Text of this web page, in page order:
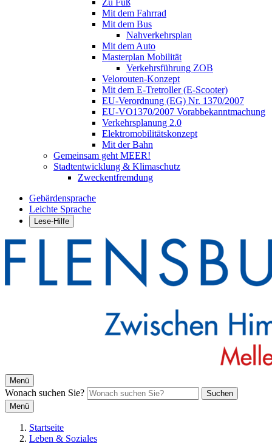
Zu Fuß
Mit dem Fahrrad
Mit dem Bus
Nahverkehrsplan
Mit dem Auto
Masterplan Mobilität
Verkehrsführung ZOB
Velorouten-Konzept
Mit dem E-Tretroller (E-Scooter)
EU-Verordnung (EG) Nr. 1370/2007
EU-VO1370/2007 Vorabbekanntmachung
Verkehrsplanung 2.0
Elektromobilitätskonzept
Mit der Bahn
Gemeinsam geht MEER!
Stadtentwicklung & Klimaschutz
Zweckentfremdung
Gebärdensprache
Leichte Sprache
Lese-Hilfe
Menü
Wonach suchen Sie?
Suchen
Menü
Startseite
Leben & Soziales